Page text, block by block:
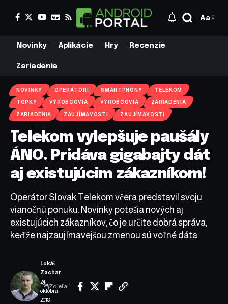
Aa
Novinky Aplikácie Hry Recenzie
Zariadenia
NOVINKY OPERÁTORI SMARTPHONY TELEKOM
TOPKY VÝROBCOVIA VÝROBCOVIA ZARIADENIA
ZARIADENIA ZAUJÍMAVOSTI ZAUJÍMAVOSTI
Telekom vylepšuje paušály
ÁNO. Pridáva gigabajty dát
aj existujúcim zákazníkom!
Operátor Slovak Telekom včera predstavil svoju
vianočnú ponuku. Novinky potešia nových aj
existujúcich zákazníkov, čo je určite dobrá správa,
keďže najzaujímavejšou zmenou sú voľné dáta.
24.
októbra
2018
Lukáš
Zachar
Zdieľať